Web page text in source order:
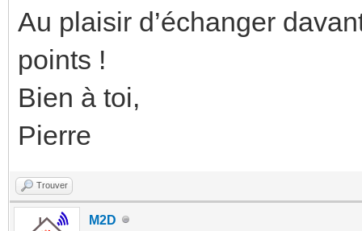
Au plaisir d’échanger
points !
Bien à toi,
Pierre
Trouver
M2D